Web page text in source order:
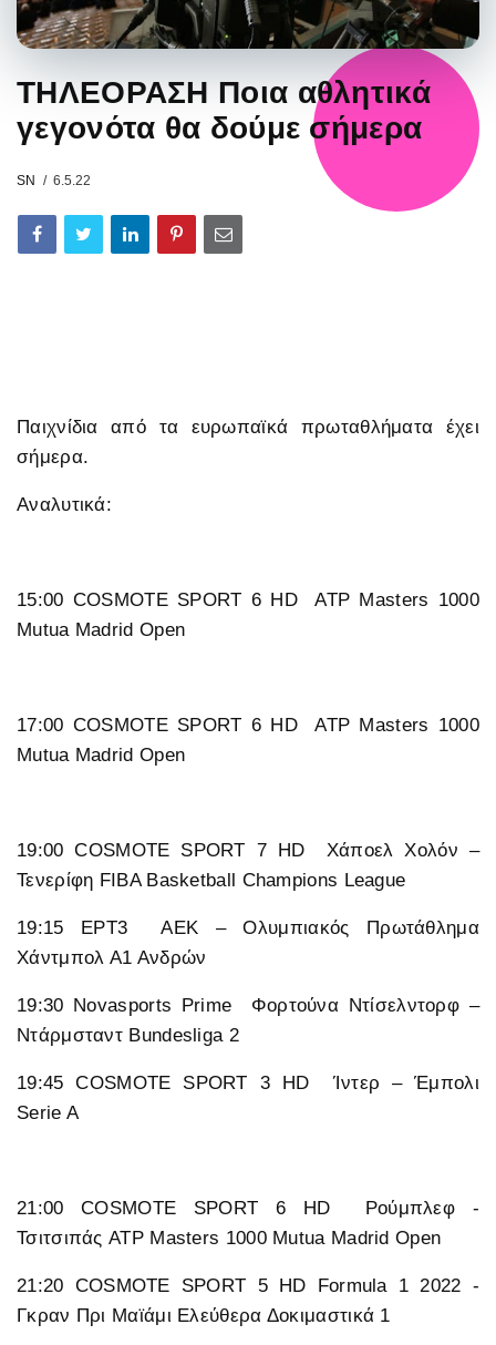
ΤΗΛΕΟΡΑΣΗ Ποια αθλητικά
γεγονότα θα δούμε σήμερα
SN 6.5.22
Παιχνίδια από τα ευρωπαϊκά πρωταθλήματα έχει
σήμερα.
Αναλυτικά:
15:00 COSMOTE SPORT 6 HD ATP Masters 1000
Mutua Madrid Open
17:00 COSMOTE SPORT 6 HD ATP Masters 1000
Mutua Madrid Open
19:00 COSMOTE SPORT 7 HD Χάποελ Χολόν –
Τενερίφη FIBA Basketball Champions League
19:15 ΕΡΤ3 ΑΕΚ – Ολυμπιακός Πρωτάθλημα
Χάντμπολ Α1 Ανδρών
19:30 Novasports Prime Φορτούνα Ντίσελντορφ –
Ντάρμσταντ Bundesliga 2
19:45 COSMOTE SPORT 3 HD Ίντερ – Έμπολι
Serie A
21:00 COSMOTE SPORT 6 HD Ρούμπλεφ -
Τσιτσιπάς ATP Masters 1000 Mutua Madrid Open
21:20 COSMOTE SPORT 5 HD Formula 1 2022 -
Γκραν Πρι Μαϊάμι Ελεύθερα Δοκιμαστικά 1